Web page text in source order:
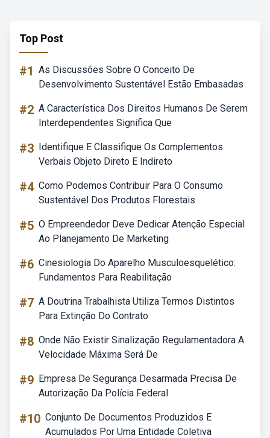
Top Post
#1 As Discussões Sobre O Conceito De
Desenvolvimento Sustentável Estão Embasadas
#2 A Característica Dos Direitos Humanos De Serem
Interdependentes Significa Que
#3 Identifique E Classifique Os Complementos
Verbais Objeto Direto E Indireto
#4 Como Podemos Contribuir Para O Consumo
Sustentável Dos Produtos Florestais
#5 O Empreendedor Deve Dedicar Atenção Especial
Ao Planejamento De Marketing
#6 Cinesiologia Do Aparelho Musculoesquelético:
Fundamentos Para Reabilitação
#7 A Doutrina Trabalhista Utiliza Termos Distintos
Para Extinção Do Contrato
#8 Onde Não Existir Sinalização Regulamentadora A
Velocidade Máxima Será De
#9 Empresa De Segurança Desarmada Precisa De
Autorização Da Polícia Federal
#10 Conjunto De Documentos Produzidos E
Acumulados Por Uma Entidade Coletiva